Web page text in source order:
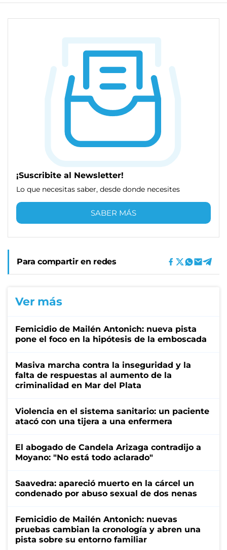
¡Suscribite al Newsletter!
Lo que necesitas saber, desde donde necesites
SABER MÁS
Para compartir en redes
Ver más
Femicidio de Mailén Antonich: nueva pista
pone el foco en la hipótesis de la emboscada
Masiva marcha contra la inseguridad y la
falta de respuestas al aumento de la
criminalidad en Mar del Plata
Violencia en el sistema sanitario: un paciente
atacó con una tijera a una enfermera
El abogado de Candela Arizaga contradijo a
Moyano: "No está todo aclarado"
Saavedra: apareció muerto en la cárcel un
condenado por abuso sexual de dos nenas
Femicidio de Mailén Antonich: nuevas
pruebas cambian la cronología y abren una
pista sobre su entorno familiar